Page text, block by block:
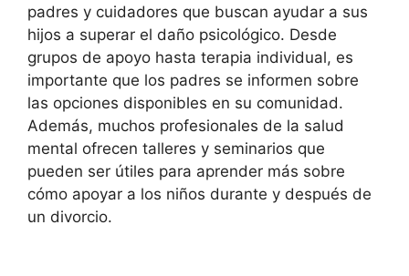
padres y cuidadores que buscan ayudar a sus
hijos a superar el daño psicológico. Desde
grupos de apoyo hasta terapia individual, es
importante que los padres se informen sobre
las opciones disponibles en su comunidad.
Además, muchos profesionales de la salud
mental ofrecen talleres y seminarios que
pueden ser útiles para aprender más sobre
cómo apoyar a los niños durante y después de
un divorcio.